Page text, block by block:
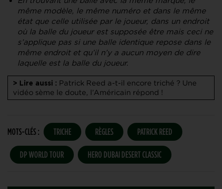
même modèle, le même numéro et dans le même
état que celle utilisée par le joueur, dans un endroit
où la balle du joueur est supposée être mais ceci ne
s’applique pas si une balle identique repose dans le
même endroit et qu’il n’y a aucun moyen de dire
laquelle est la balle du joueur.
> Lire aussi : Patrick Reed a-t-il encore triché ? Une
vidéo sème le doute, l’Américain répond !
MOTS-CLÉS : TRICHE RÈGLES PATRICK REED
DP WORLD TOUR HERO DUBAI DESERT CLASSIC